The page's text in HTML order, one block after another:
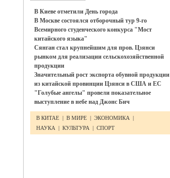
В Киеве отметили День города
В Москве состоялся отборочный тур 9-го
Всемирного студенческого конкурса "Мост
китайского языка"
Сянган стал крупнейшим для пров. Цзянси
рынком для реализации сельскохозяйственной
продукции
Значительный рост экспорта обувной продукции
из китайской провинции Цзянси в США и ЕС
"Голубые ангелы" провели показательное
выступление в небе над Джонс Бич
В КИТАЕ | В МИРЕ | ЭКОНОМИКА |
НАУКА | КУЛЬТУРА | СПОРТ